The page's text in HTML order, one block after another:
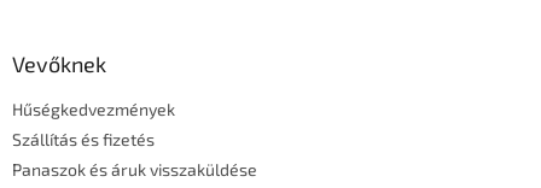
Vevőknek
Hűségkedvezmények
Szállítás és fizetés
Panaszok és áruk visszaküldése